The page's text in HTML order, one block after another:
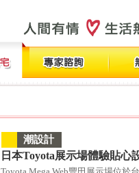
潮設計
日本Toyota展示場體驗貼心